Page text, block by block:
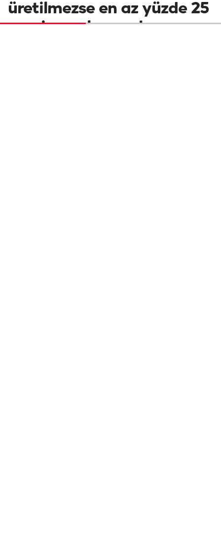
üretilmezse en az yüzde 25
vergi uygulanacak